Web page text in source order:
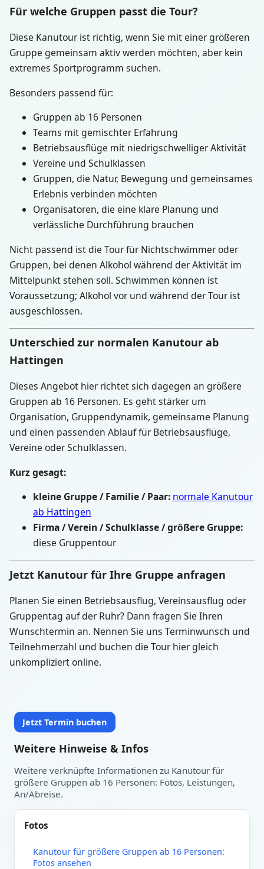
Für welche Gruppen passt die Tour?
Diese Kanutour ist richtig, wenn Sie mit einer größeren
Gruppe gemeinsam aktiv werden möchten, aber kein
extremes Sportprogramm suchen.
Besonders passend für:
Gruppen ab 16 Personen
Teams mit gemischter Erfahrung
Betriebsausflüge mit niedrigschwelliger Aktivität
Vereine und Schulklassen
Gruppen, die Natur, Bewegung und gemeinsames
Erlebnis verbinden möchten
Organisatoren, die eine klare Planung und
verlässliche Durchführung brauchen
Nicht passend ist die Tour für Nichtschwimmer oder
Gruppen, bei denen Alkohol während der Aktivität im
Mittelpunkt stehen soll. Schwimmen können ist
Voraussetzung; Alkohol vor und während der Tour ist
ausgeschlossen.
Unterschied zur normalen Kanutour ab
Hattingen
Dieses Angebot hier richtet sich dagegen an größere
Gruppen ab 16 Personen. Es geht stärker um
Organisation, Gruppendynamik, gemeinsame Planung
und einen passenden Ablauf für Betriebsausflüge,
Vereine oder Schulklassen.
Kurz gesagt:
kleine Gruppe / Familie / Paar: normale Kanutour
ab Hattingen
Firma / Verein / Schulklasse / größere Gruppe:
diese Gruppentour
Jetzt Kanutour für Ihre Gruppe anfragen
Planen Sie einen Betriebsausflug, Vereinsausflug oder
Gruppentag auf der Ruhr? Dann fragen Sie Ihren
Wunschtermin an. Nennen Sie uns Terminwunsch und
Teilnehmerzahl und buchen die Tour hier gleich
unkompliziert online.
Heute
Jetzt Termin buchen
Weitere Hinweise & Infos
Weitere verknüpfte Informationen zu Kanutour für
größere Gruppen ab 16 Personen: Fotos, Leistungen,
An/Abreise.
Fotos
Kanutour für größere Gruppen ab 16 Personen:
Fotos ansehen